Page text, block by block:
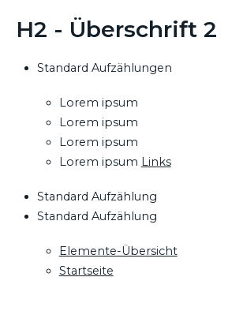
H2 - Überschrift 2
Standard Aufzählungen
Lorem ipsum
Lorem ipsum
Lorem ipsum
Lorem ipsum Links
Standard Aufzählung
Standard Aufzählung
Elemente-Übersicht
Startseite